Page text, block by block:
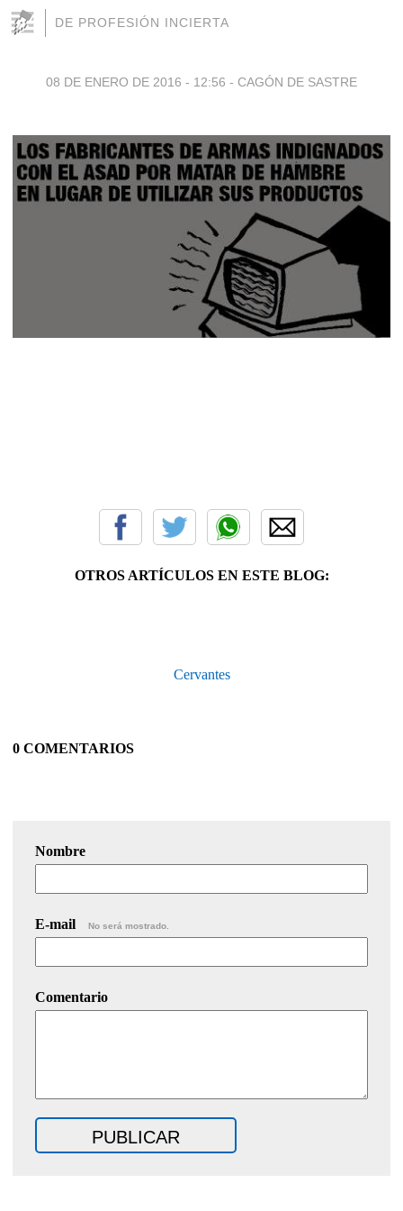
DE PROFESIÓN INCIERTA
08 DE ENERO DE 2016 - 12:56 - CAGÓN DE SASTRE
OTROS ARTÍCULOS EN ESTE BLOG:
Cervantes
0 COMENTARIOS
Nombre
E-mail No será mostrado.
Comentario